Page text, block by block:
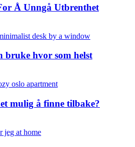
Å Unngå Utbrenthet
bruke hvor som helst
mulig å finne tilbake?